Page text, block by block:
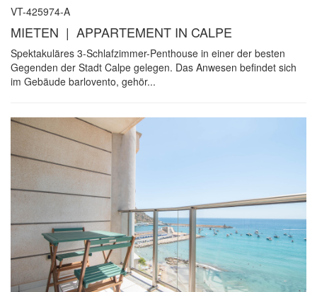
VT-425974-A
MIETEN | APPARTEMENT IN CALPE
Spektakuläres 3-Schlafzimmer-Penthouse in einer der besten
Gegenden der Stadt Calpe gelegen. Das Anwesen befindet sich
im Gebäude barlovento, gehör...